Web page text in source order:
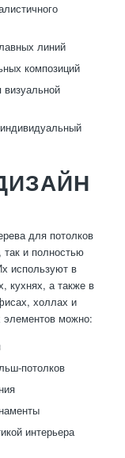
линий
композиций
для потолков
так и полностью
используют в
кухнях, а также в
холлах и
можно:
потолков
интерьера